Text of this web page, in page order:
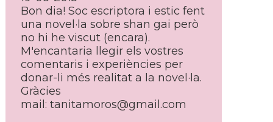
Bon dia! Soc escriptora i estic fent
una novel·la sobre shan gai però
no hi he viscut (encara).
M'encantaria llegir els vostres
comentaris i experiències per
donar-li més realitat a la novel·la.
Gràcies
mail: tanitamoros@gmail.com